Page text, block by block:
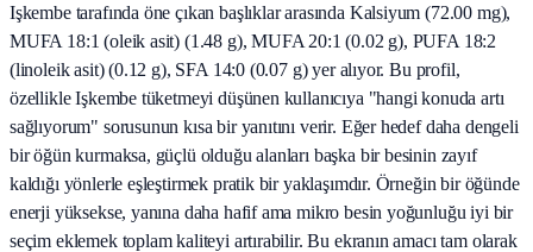
Işkembe tarafında öne çıkan başlıklar arasında Kalsiyum (72.00 mg),
MUFA 18:1 (oleik asit) (1.48 g), MUFA 20:1 (0.02 g), PUFA 18:2
(linoleik asit) (0.12 g), SFA 14:0 (0.07 g) yer alıyor. Bu profil,
özellikle Işkembe tüketmeyi düşünen kullanıcıya "hangi konuda artı
sağlıyorum" sorusunun kısa bir yanıtını verir. Eğer hedef daha dengeli
bir öğün kurmaksa, güçlü olduğu alanları başka bir besinin zayıf
kaldığı yönlerle eşleştirmek pratik bir yaklaşımdır. Örneğin bir öğünde
enerji yüksekse, yanına daha hafif ama mikro besin yoğunluğu iyi bir
seçim eklemek toplam kaliteyi artırabilir. Bu ekranın amacı tam olarak